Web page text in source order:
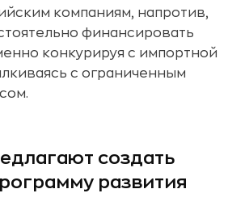
компаниям, напротив,
финансировать
конкурируя с импортной
с ограниченным
создать
развития